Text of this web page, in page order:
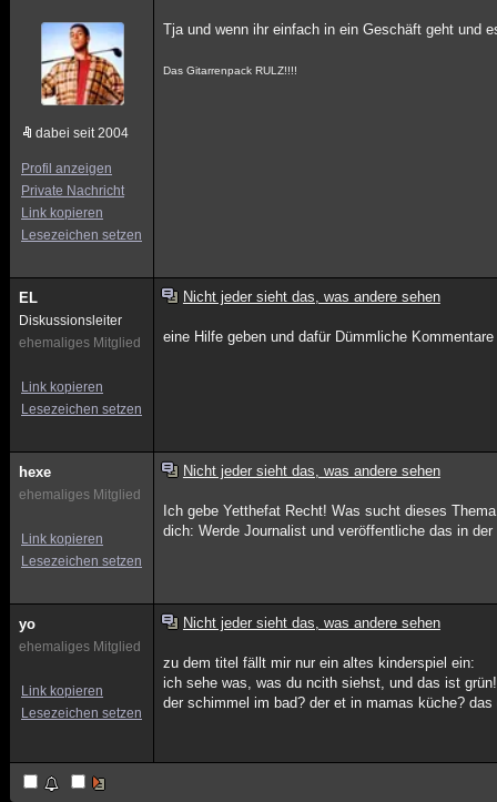
dabei seit 2004
Profil anzeigen
Private Nachricht
Link kopieren
Lesezeichen setzen
Tja und wenn ihr einfach in ein Geschäft geht und
Das Gitarrenpack RULZ!!!!
EL
Diskussionsleiter
ehemaliges Mitglied
Link kopieren
Lesezeichen setzen
Nicht jeder sieht das, was andere sehen
eine Hilfe geben und dafür Dümmliche Kommentare
hexe
ehemaliges Mitglied
Link kopieren
Lesezeichen setzen
Nicht jeder sieht das, was andere sehen
Ich gebe Yetthefat Recht! Was sucht dieses
dich: Werde Journalist und veröffentliche das in
yo
ehemaliges Mitglied
Link kopieren
Lesezeichen setzen
Nicht jeder sieht das, was andere sehen
zu dem titel fällt mir nur ein altes kinderspiel ein:
ich sehe was, was du ncith siehst, und das ist grün!
der schimmel im bad? der et in mamas küche?